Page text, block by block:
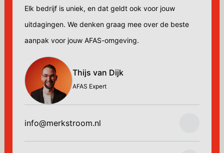
Elk bedrijf is uniek, en dat geldt ook voor jouw
uitdagingen. We denken graag mee over de beste
aanpak voor jouw AFAS-omgeving.
Thijs van Dijk
AFAS Expert
info@merkstroom.nl